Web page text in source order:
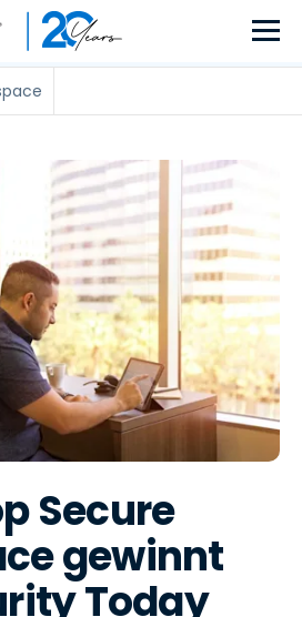
Secure
gewinnt
Today